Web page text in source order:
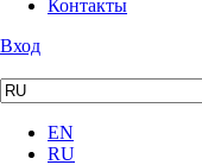
Контакты
Вход
EN
RU